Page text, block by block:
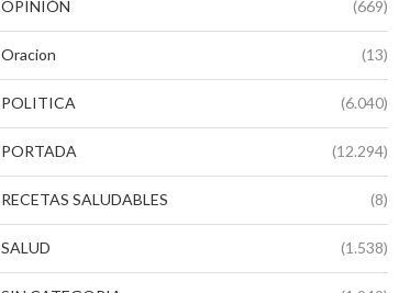
OPINIÓN (669)
Oracion (13)
POLITICA (6.040)
PORTADA (12.294)
RECETAS SALUDABLES (8)
SALUD (1.538)